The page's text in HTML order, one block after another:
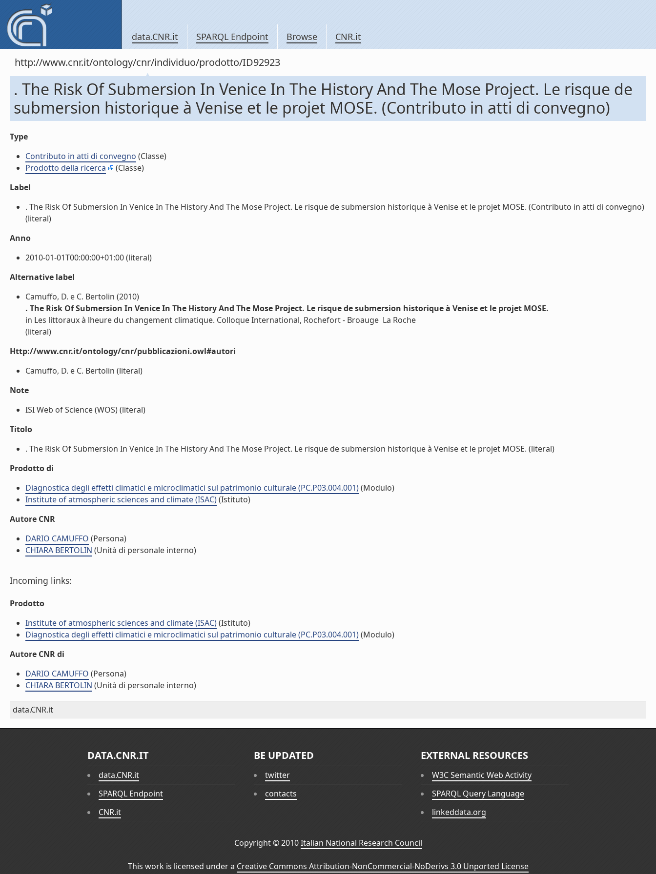
data.CNR.it SPARQL Endpoint Browse CNR.it
http://www.cnr.it/ontology/cnr/individuo/prodotto/ID92923
. The Risk Of Submersion In Venice In The History And The Mose Project. Le risque de
submersion historique à Venise et le projet MOSE. (Contributo in atti di convegno)
Type
Contributo in atti di convegno (Classe)
Prodotto della ricerca
(Classe)
Label
. The Risk Of Submersion In Venice In The History And The Mose Project. Le risque de submersion historique à Venise et le projet MOSE. (Contributo in atti di convegno)
(literal)
Anno
2010-01-01T00:00:00+01:00 (literal)
Alternative label
Camuffo, D. e C. Bertolin (2010)
. The Risk Of Submersion In Venice In The History And The Mose Project. Le risque de submersion historique à Venise et le projet MOSE.
in Les littoraux à lheure du changement climatique. Colloque International, Rochefort - Broauge  La Roche
(literal)
Http://www.cnr.it/ontology/cnr/pubblicazioni.owl#autori
Camuffo, D. e C. Bertolin (literal)
Note
ISI Web of Science (WOS) (literal)
Titolo
. The Risk Of Submersion In Venice In The History And The Mose Project. Le risque de submersion historique à Venise et le projet MOSE. (literal)
Prodotto di
Diagnostica degli effetti climatici e microclimatici sul patrimonio culturale (PC.P03.004.001)(Modulo)
Institute of atmospheric sciences and climate (ISAC)(Istituto)
Autore CNR
DARIO CAMUFFO (Persona)
CHIARA BERTOLIN (Unità di personale interno)
Incoming links:
Prodotto
Institute of atmospheric sciences and climate (ISAC)(Istituto)
Diagnostica degli effetti climatici e microclimatici sul patrimonio culturale (PC.P03.004.001)(Modulo)
Autore CNR di
DARIO CAMUFFO (Persona)
CHIARA BERTOLIN (Unità di personale interno)
data.CNR.it
DATA.CNR.IT
data.CNR.it
SPARQL Endpoint
CNR.it
BE UPDATED
twitter
contacts
EXTERNAL RESOURCES
W3C Semantic Web Activity
SPARQL Query Language
linkeddata.org
Copyright © 2010Italian National Research Council
This work is licensed under a Creative Commons Attribution-NonCommercial-NoDerivs 3.0 Unported License